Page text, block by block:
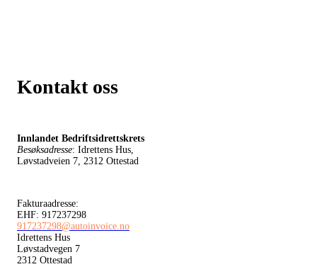
Kontakt oss
Innlandet Bedriftsidrettskrets
Besøksadresse: Idrettens Hus,
Løvstadveien 7, 2312 Ottestad
Fakturaadresse:
EHF: 917237298
917237298@autoinvoice.no
Idrettens Hus
Løvstadvegen 7
2312 Ottestad